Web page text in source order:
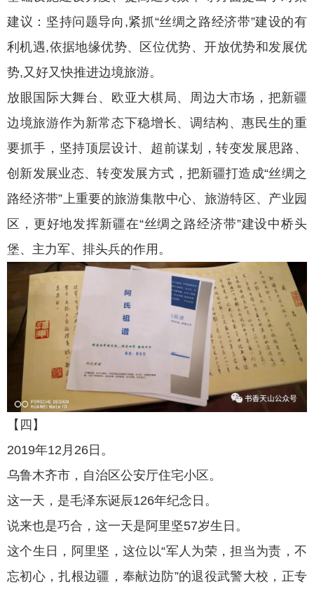
建议：坚持问题导向,紧抓“丝绸之路经济带”建设的有
利机遇,依据地缘优势、区位优势、开放优势和发展优
势,又好又快推进边境旅游。
放眼国际大舞台、欧亚大棋局、周边大市场，把新疆
边境旅游作为新常态下稳增长、调结构、惠民生的重
要抓手，坚持顶层设计、超前谋划，转变发展思路、
创新发展业态、转变发展方式，把新疆打造成“丝绸之
路经济带”上重要的旅游集散中心、旅游特区、产业园
区，更好地发挥新疆在“丝绸之路经济带”建设中桥头
堡、主力军、排头兵的作用。
【四】
2019年12月26日。
乌鲁木齐市，自治区公安厅住宅小区。
这一天，是毛泽东诞辰126年纪念日。
说来也是巧合，这一天是阿里坚57岁生日。
这个生日，阿里坚，这位以“军人为荣，担当为责，不
忘初心，扎根边疆，奉献边防”的退役武警大校，正专